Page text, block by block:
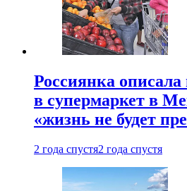
Россиянка описала
в супермаркет в
«жизнь не будет
2 года спустя2 года спустя